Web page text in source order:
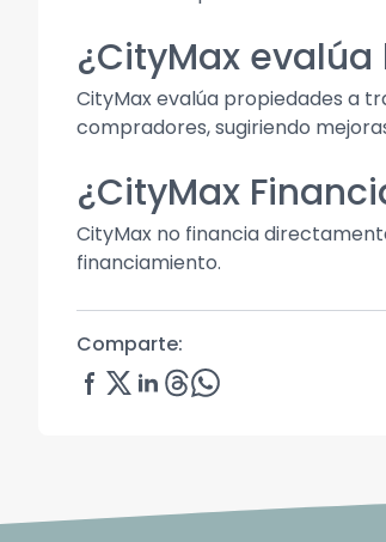
¿CityMax
CityMax evalúa propiedades a
compradores, sugiriendo
¿CityMax
CityMax no financia
financiamiento.
Comparte: